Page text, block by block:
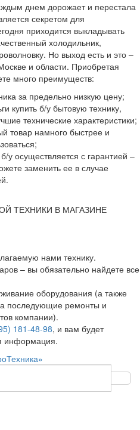
днем дорожает и перестала
секретом для
приходится выкладывать
холодильник,
Но выход есть и это –
и области. Приобретая
много преимуществ:
за предельно низкую цену;
купить б/у бытовую технику,
технические характеристики;
товар намного быстрее и
у осуществляется с гарантией –
заменить ее в случае
ТЕХНИКИ В МАГАЗИНЕ
нами технику.
– вы обязательно найдете все
оборудования (а также
последующие ремонты и
компании).
181-48-98, и вам будет
информация.